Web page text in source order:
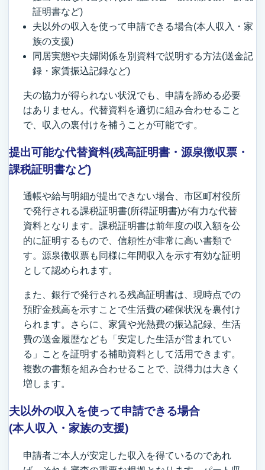
証明書など)
夫以外の収入を使って申請できる場合(本人収入・家
族の支援)
同居実態や夫婦関係を別資料で説明する方法(送金記
録・家賃振込記録など)
夫の協力が得られない状況でも、申請を諦める必要
はありません。代替資料を適切に組み合わせること
で、収入の裏付けを補うことが可能です。
提出可能な代替資料(残高証明書・源泉徴収票・
課税証明書など)
通帳や給与明細が提出できない場合、市区町村役所
で発行される課税証明書(所得証明書)が有力な代替
資料となります。課税証明書は前年度の収入額を公
的に証明するもので、信頼性が非常に高い書類で
す。源泉徴収票も同様に年間収入を示す有効な証明
として認められます。
また、銀行で発行される残高証明書は、現時点での
預貯金残高を示すことで生活費の確保状況を裏付け
られます。さらに、家賃や光熱費の振込記録、生活
費の送金履歴なども「安定した生活が営まれてい
る」ことを証明する補助資料として活用できます。
複数の書類を組み合わせることで、説得力は大きく
増します。
夫以外の収入を使って申請できる場合
(本人収入・家族の支援)
申請者ご本人が安定した収入を得ているのであれ